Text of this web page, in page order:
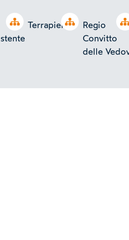
Open tree Open tree
Terrapieno
Regio
Convitto
delle